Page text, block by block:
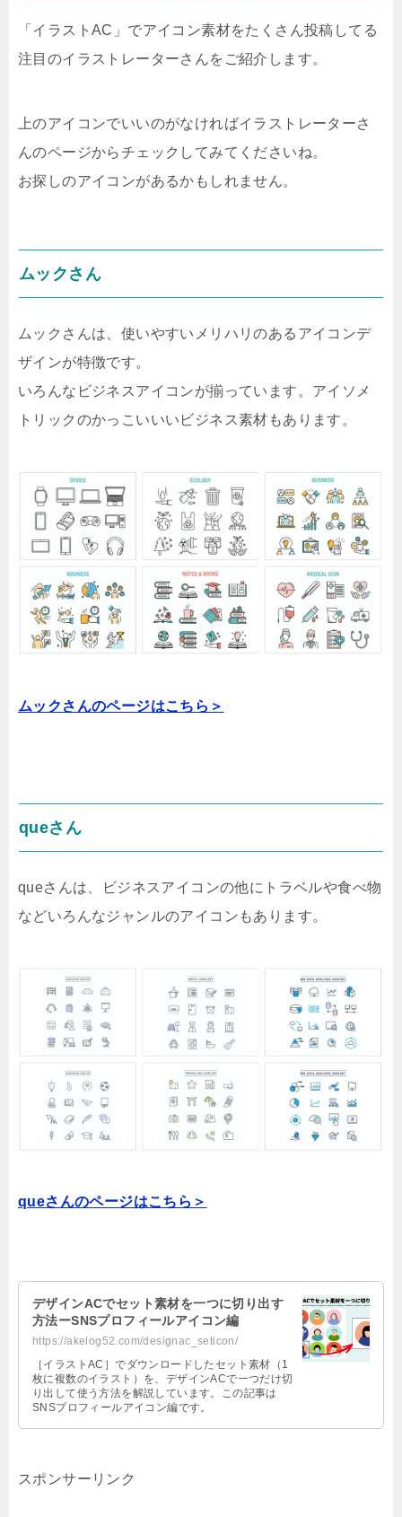
「イラストAC」でアイコン素材をたくさん投稿してる
注目のイラストレーターさんをご紹介します。
上のアイコンでいいのがなければイラストレーターさ
んのページからチェックしてみてくださいね。
お探しのアイコンがあるかもしれません。
ムックさん
ムックさんは、使いやすいメリハリのあるアイコンデ
ザインが特徴です。
いろんなビジネスアイコンが揃っています。アイソメ
トリックのかっこいいいビジネス素材もあります。
ムックさんのページはこちら＞
queさん
queさんは、ビジネスアイコンの他にトラベルや食べ物
などいろんなジャンルのアイコンもあります。
queさんのページはこちら＞
デザインACでセット素材を一つに切り出す
方法ーSNSプロフィールアイコン編
https://akelog52.com/designac_seticon/
［イラストAC］でダウンロードしたセット素材（1
枚に複数のイラスト）を、デザインACで一つだけ切
り出して使う方法を解説しています。この記事は
SNSプロフィールアイコン編です。
スポンサーリンク